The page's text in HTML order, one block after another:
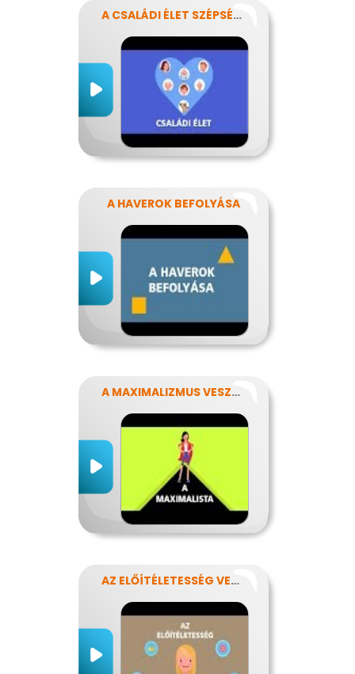
A CSALÁDI ÉLET SZÉPSÉGEI ÉS NEHÉZSÉGEI
A HAVEROK BEFOLYÁSA
A MAXIMALIZMUS VESZÉLYEI
AZ ELŐÍTÉLETESSÉG VESZÉLYEI